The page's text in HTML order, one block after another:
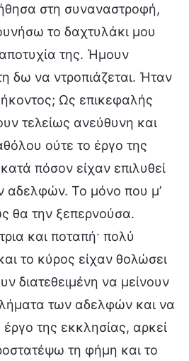
στη συναναστροφή,
το δαχτυλάκι μου
της. Ήμουν
δω να ντροπιάζεται. Ήταν
Ως επικεφαλής
τελείως ανεύθυνη και
ούτε το έργο της
πόσον είχαν επιλυθεί
αδελφών. Το μόνο που μ’
θα την ξεπερνούσα.
και ποταπή· πολύ
το κύρος είχαν θολώσει
διατεθειμένη να μείνουν
των αδελφών και να
έργο της εκκλησίας, αρκεί
τη φήμη και το